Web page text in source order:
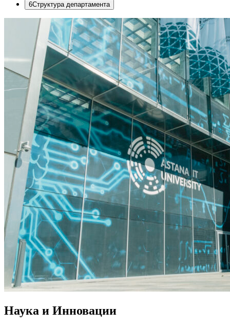
6Структура департамента
Наука и Инновации